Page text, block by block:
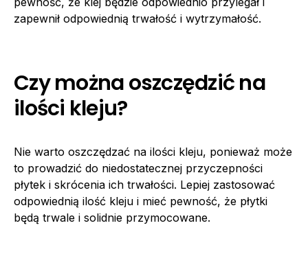
zapewnił odpowiednią trwałość i wytrzymałość.
Czy można oszczędzić na
ilości kleju?
Nie warto oszczędzać na ilości kleju, ponieważ może
to prowadzić do niedostatecznej przyczepności
płytek i skrócenia ich trwałości. Lepiej zastosować
odpowiednią ilość kleju i mieć pewność, że płytki
będą trwale i solidnie przymocowane.